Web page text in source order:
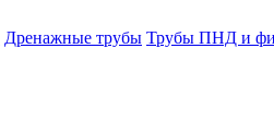
Дренажные трубы Трубы ПНД и